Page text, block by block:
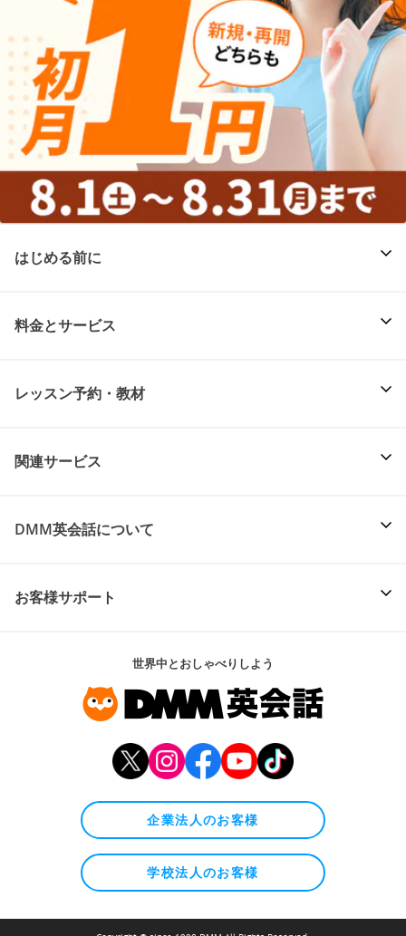
はじめる前に
料金とサービス
レッスン予約・教材
関連サービス
DMM英会話について
お客様サポート
世界中とおしゃべりしよう
企業法人のお客様
学校法人のお客様